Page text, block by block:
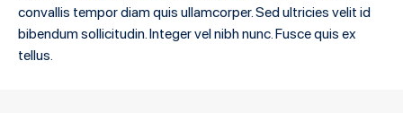
convallis tempor diam quis ullamcorper. Sed ultricies velit id
bibendum sollicitudin. Integer vel nibh nunc. Fusce quis ex
tellus.